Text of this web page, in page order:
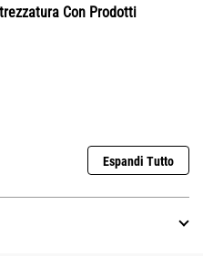
Con Prodotti
Espandi Tutto